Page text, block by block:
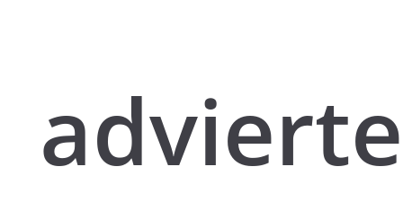
advierte